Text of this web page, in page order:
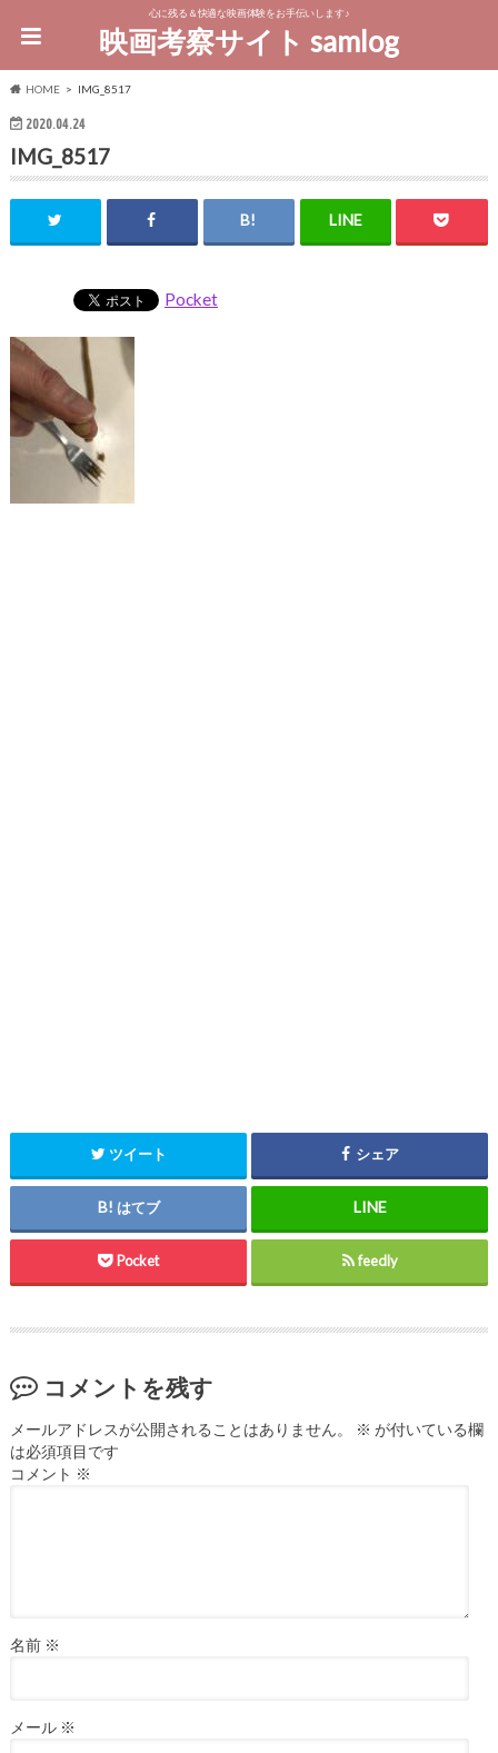
心に残る＆快適な映画体験をお手伝いします♪
映画考察サイト samlog
HOME IMG_8517
2020.04.24
IMG_8517
Pocket
ツイート シェア
はてブ
Pocket feedly
コメントを残す
メールアドレスが公開されることはありません。 ※ が付いている欄
は必須項目です
コメント ※
名前 ※
メール ※